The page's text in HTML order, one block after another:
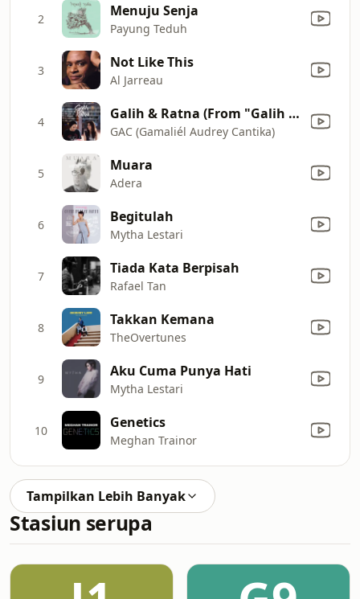
2 Menuju Senja
Payung Teduh
3 Not Like This
Al Jarreau
4 Galih & Ratna (From "Galih & Ratna")
GAC (Gamaliél Audrey Cantika)
5 Muara
Adera
6 Begitulah
Mytha Lestari
7 Tiada Kata Berpisah
Rafael Tan
8 Takkan Kemana
TheOvertunes
9 Aku Cuma Punya Hati
Mytha Lestari
10 Genetics
Meghan Trainor
Tampilkan Lebih Banyak
Stasiun serupa